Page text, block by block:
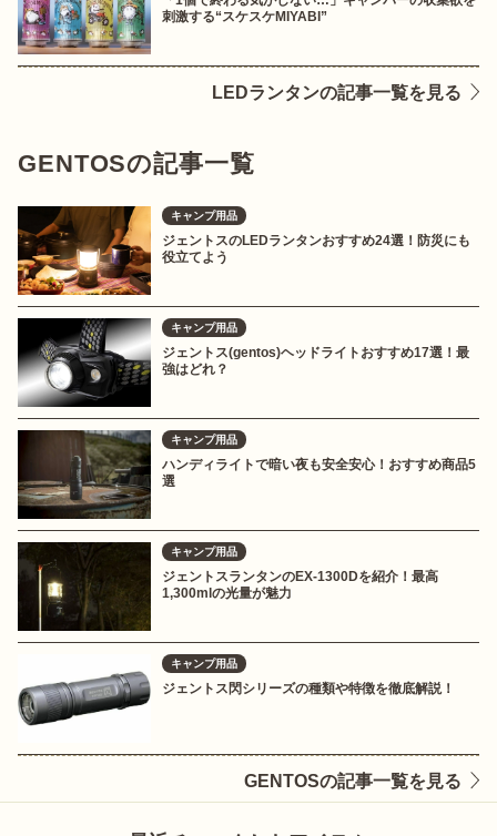
刺激する“スケスケMIYABI”
LEDランタンの記事一覧を見る
GENTOSの記事一覧
キャンプ用品
ジェントスのLEDランタンおすすめ24選！防災にも
役立てよう
キャンプ用品
ジェントス(gentos)ヘッドライトおすすめ17選！最
強はどれ？
キャンプ用品
ハンディライトで暗い夜も安全安心！おすすめ商品5
選
キャンプ用品
ジェントスランタンのEX-1300Dを紹介！最高
1,300mlの光量が魅力
キャンプ用品
ジェントス閃シリーズの種類や特徴を徹底解説！
GENTOSの記事一覧を見る